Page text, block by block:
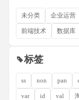
未分类 企业运营
前端技术 数据库
标签
ss non pan
var id val